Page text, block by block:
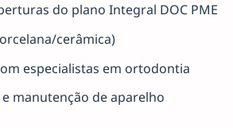
do plano Integral DOC PME
cerâmica)
especialistas em ortodontia
e manutenção de aparelho